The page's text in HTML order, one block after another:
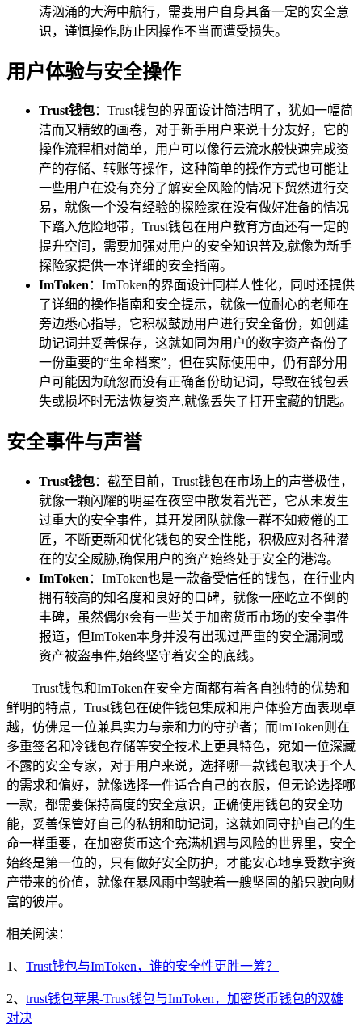
涛汹涌的大海中航行，需要用户自身具备一定的安全意
识，谨慎操作,防止因操作不当而遭受损失。
用户体验与安全操作
Trust钱包：Trust钱包的界面设计简洁明了，犹如一幅简
洁而又精致的画卷，对于新手用户来说十分友好，它的
操作流程相对简单，用户可以像行云流水般快速完成资
产的存储、转账等操作，这种简单的操作方式也可能让
一些用户在没有充分了解安全风险的情况下贸然进行交
易，就像一个没有经验的探险家在没有做好准备的情况
下踏入危险地带，Trust钱包在用户教育方面还有一定的
提升空间，需要加强对用户的安全知识普及,就像为新手
探险家提供一本详细的安全指南。
ImToken：ImToken的界面设计同样人性化，同时还提供
了详细的操作指南和安全提示，就像一位耐心的老师在
旁边悉心指导，它积极鼓励用户进行安全备份，如创建
助记词并妥善保存，这就如同为用户的数字资产备份了
一份重要的“生命档案”，但在实际使用中，仍有部分用
户可能因为疏忽而没有正确备份助记词，导致在钱包丢
失或损坏时无法恢复资产,就像丢失了打开宝藏的钥匙。
安全事件与声誉
Trust钱包：截至目前，Trust钱包在市场上的声誉极佳，
就像一颗闪耀的明星在夜空中散发着光芒，它从未发生
过重大的安全事件，其开发团队就像一群不知疲倦的工
匠，不断更新和优化钱包的安全性能，积极应对各种潜
在的安全威胁,确保用户的资产始终处于安全的港湾。
ImToken ：ImToken也是一款备受信任的钱包，在行业内
拥有较高的知名度和良好的口碑，就像一座屹立不倒的
丰碑，虽然偶尔会有一些关于加密货币市场的安全事件
报道，但ImToken本身并没有出现过严重的安全漏洞或
资产被盗事件,始终坚守着安全的底线。
Trust钱包和ImToken在安全方面都有着各自独特的优势和
鲜明的特点，Trust钱包在硬件钱包集成和用户体验方面表现卓
越，仿佛是一位兼具实力与亲和力的守护者；而ImToken则在
多重签名和冷钱包存储等安全技术上更具特色，宛如一位深藏
不露的安全专家，对于用户来说，选择哪一款钱包取决于个人
的需求和偏好，就像选择一件适合自己的衣服，但无论选择哪
一款，都需要保持高度的安全意识，正确使用钱包的安全功
能，妥善保管好自己的私钥和助记词，这就如同守护自己的生
命一样重要，在加密货币这个充满机遇与风险的世界里，安全
始终是第一位的，只有做好安全防护，才能安心地享受数字资
产带来的价值，就像在暴风雨中驾驶着一艘坚固的船只驶向财
富的彼岸。
相关阅读：
1、 Trust钱包与ImToken，谁的安全性更胜一筹？
2、 trust钱包苹果-Trust钱包与ImToken，加密货币钱包的双雄
对决